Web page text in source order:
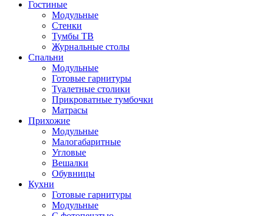
Гостиные
Модульные
Стенки
Тумбы ТВ
Журнальные столы
Спальни
Модульные
Готовые гарнитуры
Туалетные столики
Прикроватные тумбочки
Матрасы
Прихожие
Модульные
Малогабаритные
Угловые
Вешалки
Обувницы
Кухни
Готовые гарнитуры
Модульные